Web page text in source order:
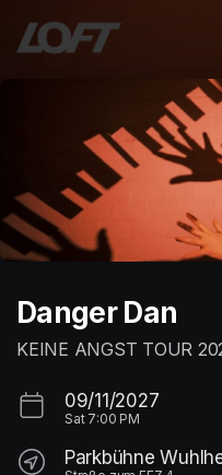
Danger Dan
KEINE ANGST TOUR
09/11/2027
Sat 7:00 PM
Parkbühne